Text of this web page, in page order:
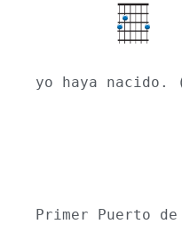
yo haya nacido.
Primer Puerto